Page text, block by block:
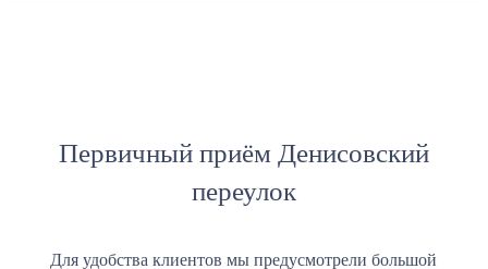
Первичный приём Денисовский
переулок
Для удобства клиентов мы предусмотрели большой